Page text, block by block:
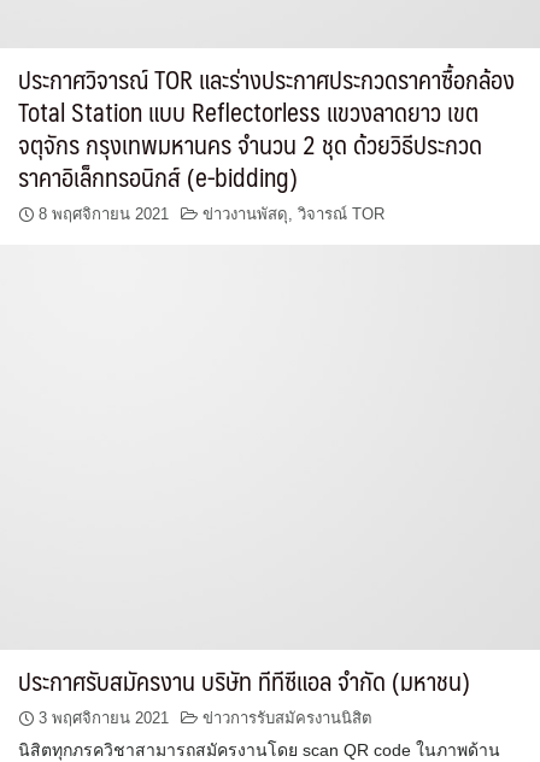
ประกาศวิจารณ์ TOR และร่างประกาศประกวดราคาซื้อกล้อง
Total Station แบบ Reflectorless แขวงลาดยาว เขต
จตุจักร กรุงเทพมหานคร จำนวน 2 ชุด ด้วยวิธีประกวด
ราคาอิเล็กทรอนิกส์ (e-bidding)
8 พฤศจิกายน 2021 ข่าวงานพัสดุ, วิจารณ์ TOR
ประกาศรับสมัครงาน บริษัท ทีทีซีแอล จำกัด (มหาชน)
3 พฤศจิกายน 2021 ข่าวการรับสมัครงานนิสิต
นิสิตทุกภรควิชาสามารถสมัครงานโดย scan QR code ในภาพด้าน